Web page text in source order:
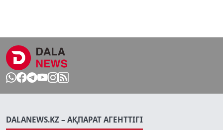
DALANEWS.KZ – АҚПАРАТ АГЕНТТІГІ